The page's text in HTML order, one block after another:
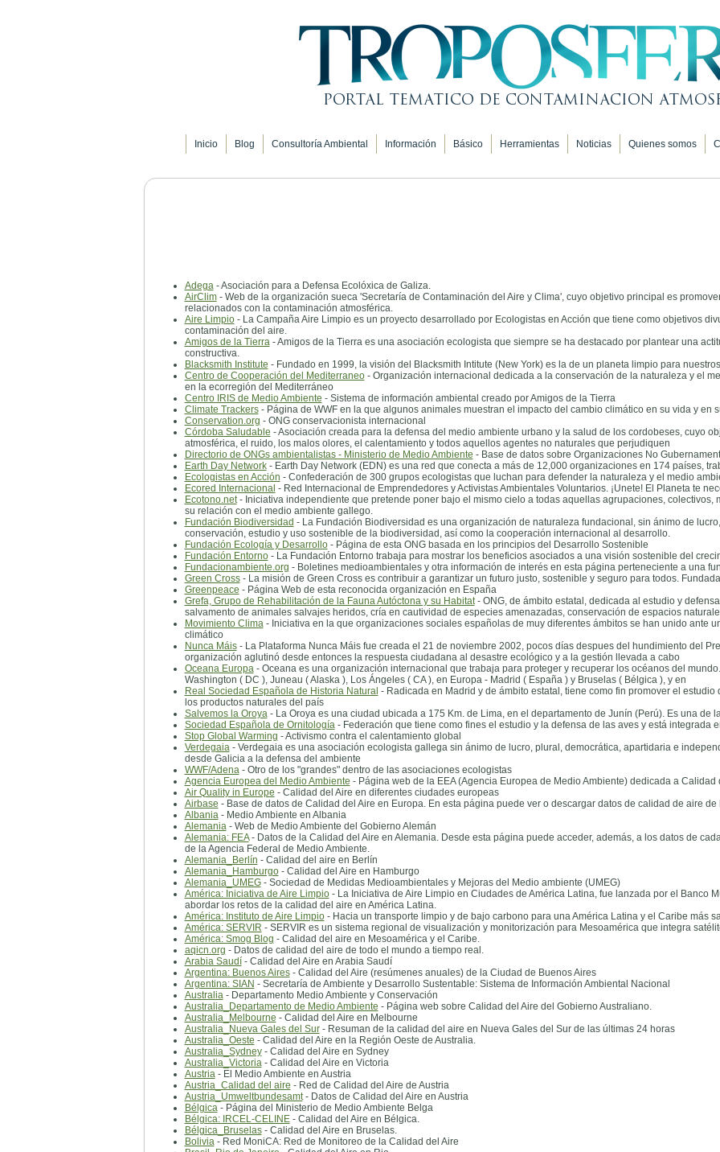
Inicio Blog Consultoría Ambiental Información Básico Herramientas Noticias Quienes somos
Adega- Asociación para a Defensa Ecolóxica de Galiza.
AirClim- Web de la organización sueca 'Secretaría de Contaminación del Aire y Clima', cuyo objetivo principal es
relacionados con la contaminación atmosférica.
Aire Limpio- La Campaña Aire Limpio es un proyecto desarrollado por Ecologistas en Acción que tiene como objetivos
contaminación del aire.
Amigos de la Tierra- Amigos de la Tierra es una asociación ecologista que siempre se ha destacado por plantear una
constructiva.
Blacksmith Institute - Fundado en 1999, la visión del Blacksmith Intitute (New York) es la de un planeta limpio para
Centro de Cooperación del Mediterraneo- Organización internacional dedicada a la conservación de la naturaleza y el
en la ecorregión del Mediterráneo
Centro IRIS de Medio Ambiente - Sistema de información ambiental creado por Amigos de la Tierra
Climate Trackers- Página de WWF en la que algunos animales muestran el impacto del cambio climático en su vida y en
Conservation.org - ONG conservacionista internacional
Córdoba Saludable - Asociación creada para la defensa del medio ambiente urbano y la salud de los cordobeses, cuyo
atmosférica, el ruido, los malos olores, el calentamiento y todos aquellos agentes no naturales que perjudiquen
Directorio de ONGs ambientalistas - Ministerio de Medio Ambiente - Base de datos sobre Organizaciones No
Earth Day Network- Earth Day Network (EDN) es una red que conecta a más de 12,000 organizaciones en 174 países,
Ecologistas en Acción - Confederación de 300 grupos ecologistas que luchan para defender la naturaleza y el medio
Ecored Internacional - Red Internacional de Emprendedores y Activistas Ambientales Voluntarios. ¡Unete! El Planeta te
Ecotono.net- Iniciativa independiente que pretende poner bajo el mismo cielo a todas aquellas agrupaciones, colectivos,
su relación con el medio ambiente gallego.
Fundación Biodiversidad - La Fundación Biodiversidad es una organización de naturaleza fundacional, sin ánimo de
conservación, estudio y uso sostenible de la biodiversidad, así como la cooperación internacional al desarrollo.
Fundación Ecología y Desarrollo- Página de esta ONG basada en los principios del Desarrollo Sostenible
Fundación Entorno- La Fundación Entorno trabaja para mostrar los beneficios asociados a una visión sostenible del
Fundacionambiente.org - Boletines medioambientales y otra información de interés en esta página perteneciente a una
Green Cross- La misión de Green Cross es contribuir a garantizar un futuro justo, sostenible y seguro para todos.
Greenpeace - Página Web de esta reconocida organización en España
Grefa, Grupo de Rehabilitación de la Fauna Autóctona y su Habitat- ONG, de ámbito estatal, dedicada al estudio y
salvamento de animales salvajes heridos, cría en cautividad de especies amenazadas, conservación de espacios
Movimiento Clima- Iniciativa en la que organizaciones sociales españolas de muy diferentes ámbitos se han unido ante
climático
Nunca Máis- La Plataforma Nunca Máis fue creada el 21 de noviembre 2002, pocos días despues del hundimiento del
organización aglutinó desde entonces la respuesta ciudadana al desastre ecológico y a la gestión llevada a cabo
Oceana Europa- Oceana es una organización internacional que trabaja para proteger y recuperar los océanos del
Washington ( DC ), Juneau ( Alaska ), Los Ángeles ( CA ), en Europa - Madrid ( España ) y Bruselas ( Bélgica ), y en
Real Sociedad Española de Historia Natural - Radicada en Madrid y de ámbito estatal, tiene como fin promover el
los productos naturales del país
Salvemos la Oroya- La Oroya es una ciudad ubicada a 175 Km. de Lima, en el departamento de Junín (Perú). Es una de
Sociedad Española de Ornitología- Federación que tiene como fines el estudio y la defensa de las aves y está integrada
Stop Global Warming - Activismo contra el calentamiento global
Verdegaia- Verdegaia es una asociación ecologista gallega sin ánimo de lucro, plural, democrática, apartidaria e
desde Galicia a la defensa del ambiente
WWF/Adena- Otro de los "grandes" dentro de las asociaciones ecologistas
Agencia Europea del Medio Ambiente - Página web de la EEA (Agencia Europea de Medio Ambiente) dedicada a Calidad
Air Quality in Europe - Calidad del Aire en diferentes ciudades europeas
Airbase - Base de datos de Calidad del Aire en Europa. En esta página puede ver o descargar datos de calidad de aire
Albania- Medio Ambiente en Albania
Alemania- Web de Medio Ambiente del Gobierno Alemán
Alemania: FEA- Datos de la Calidad del Aire en Alemania. Desde esta página puede acceder, además, a los datos de
de la Agencia Federal de Medio Ambiente.
Alemania_Berlín - Calidad del aire en Berlín
Alemania_Hamburgo- Calidad del Aire en Hamburgo
Alemania_UMEG- Sociedad de Medidas Medioambientales y Mejoras del Medio ambiente (UMEG)
América: Iniciativa de Aire Limpio- La Iniciativa de Aire Limpio en Ciudades de América Latina, fue lanzada por el Banco
abordar los retos de la calidad del aire en América Latina.
América: Instituto de Aire Limpio- Hacia un transporte limpio y de bajo carbono para una América Latina y el Caribe más
América: SERVIR - SERVIR es un sistema regional de visualización y monitorización para Mesoamérica que integra
América: Smog Blog - Calidad del aire en Mesoamérica y el Caribe.
aqicn.org - Datos de calidad del aire de todo el mundo a tiempo real.
Arabia Saudí- Calidad del Aire en Arabia Saudí
Argentina: Buenos Aires- Calidad del Aire (resúmenes anuales) de la Ciudad de Buenos Aires
Argentina: SIAN - Secretaría de Ambiente y Desarrollo Sustentable: Sistema de Información Ambiental Nacional
Australia- Departamento Medio Ambiente y Conservación
Australia_Departamento de Medio Ambiente - Página web sobre Calidad del Aire del Gobierno Australiano.
Australia_Melbourne - Calidad del Aire en Melbourne
Australia_Nueva Gales del Sur- Resuman de la calidad del aire en Nueva Gales del Sur de las últimas 24 horas
Australia_Oeste - Calidad del Aire en la Región Oeste de Australia.
Australia_Sydney- Calidad del Aire en Sydney
Australia_Victoria- Calidad del Aire en Victoria
Austria- El Medio Ambiente en Austria
Austria_Calidad del aire - Red de Calidad del Aire de Austria
Austria_Umweltbundesamt- Datos de Calidad del Aire en Austria
Bélgica- Página del Ministerio de Medio Ambiente Belga
Bélgica: IRCEL-CELINE- Calidad del Aire en Bélgica.
Bélgica_Bruselas- Calidad del Aire en Bruselas.
Bolivia- Red MoniCA: Red de Monitoreo de la Calidad del Aire